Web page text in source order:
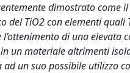
dimostrato come
del TiO2 con elementi quali
l’ottenimento di una elevata
un materiale altrimenti
ad un suo possibile utilizzo